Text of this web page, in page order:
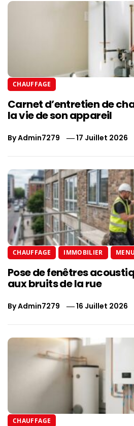
CHAUFFAGE
Carnet d’entretien de
la vie de son appareil
ByAdmin7279 17 Juillet 2026
CHAUFFAGE IMMOBILIER
Pose de fenêtres
aux bruits de la rue
ByAdmin7279 16 Juillet 2026
CHAUFFAGE